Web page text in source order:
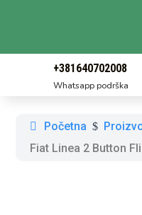
+381640702008
Whatsapp podrška
Početna $
Fiat Linea 2 Button